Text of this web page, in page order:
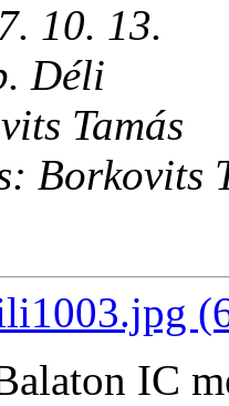
10. 13.
Déli
Tamás
Borkovits
IC